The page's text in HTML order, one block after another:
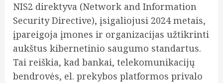
NIS2 direktyva (Network and Information
Security Directive), įsigaliojusi 2024 metais,
įpareigoja įmones ir organizacijas užtikrinti
aukštus kibernetinio saugumo standartus.
Tai reiškia, kad bankai, telekomunikacijų
bendrovės, el. prekybos platformos privalo